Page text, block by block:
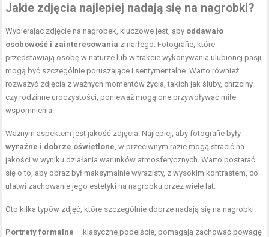
Jakie zdjęcia najlepiej nadają się na nagrobki?
Wybierając zdjęcie na nagrobek, kluczowe jest, aby oddawało
osobowość i zainteresowania zmarłego. Fotografie, które
przedstawiają osobę w naturze lub w trakcie wykonywania ulubionej pasji,
mogą być szczególnie poruszające i sentymentalne. Warto również
rozważyć zdjęcia z ważnych momentów życia, takich jak śluby, chrzciny
czy rodzinne uroczystości, ponieważ mogą one przywoływać miłe
wspomnienia.
Ważnym aspektem jest jakość zdjęcia. Najlepiej, aby fotografie były
wyraźne i dobrze oświetlone , w przeciwnym razie mogą stracić na
jakości w wyniku działania warunków atmosferycznych. Warto postarać
się o to, aby obraz był maksymalnie wyrazisty, z wysokim kontrastem, co
ułatwi zachowanie jego estetyki na nagrobku przez wiele lat.
Oto kilka typów zdjęć, które szczególnie dobrze nadają się na nagrobki:
Portrety formalne – klasyczne podejście, pomagają zachować powagę